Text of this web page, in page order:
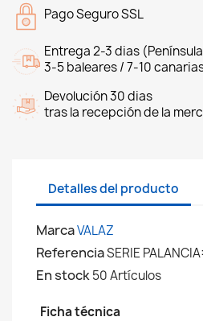
Pago Seguro SSL
Entrega 2-3 dias
3-5 baleares / 7-10
Devolución 30 dias
tras la recepción de la
Detalles del producto
MarcaVALAZ
ReferenciaSERIE
En stock50 Artículos
Ficha técnica